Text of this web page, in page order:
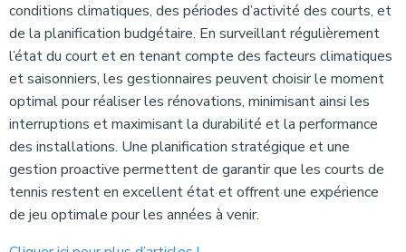
conditions climatiques, des périodes d’activité des courts, et
de la planification budgétaire. En surveillant régulièrement
l’état du court et en tenant compte des facteurs climatiques
et saisonniers, les gestionnaires peuvent choisir le moment
optimal pour réaliser les rénovations, minimisant ainsi les
interruptions et maximisant la durabilité et la performance
des installations. Une planification stratégique et une
gestion proactive permettent de garantir que les courts de
tennis restent en excellent état et offrent une expérience
de jeu optimale pour les années à venir.